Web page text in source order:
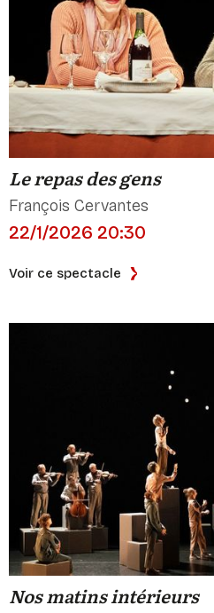
Le repas des gens
François Cervantes
22/1/2026 20:30
Voir ce spectacle
Nos matins intérieurs